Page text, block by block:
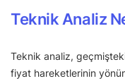
Teknik Analiz
Teknik analiz,
fiyat hareketlerinin